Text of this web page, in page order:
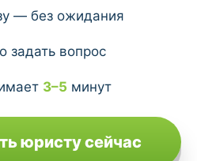
— без ожидания
задать вопрос
3–5 минут
юристу сейчас